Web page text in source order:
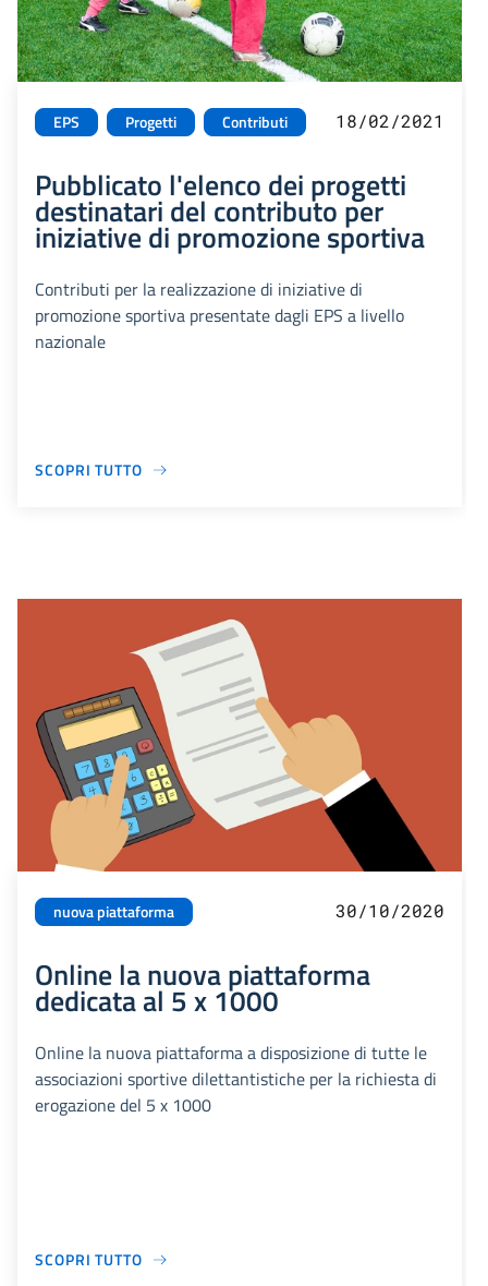
EPS Progetti Contributi 18/02/2021
Pubblicato l'elenco dei progetti
destinatari del contributo per
iniziative di promozione sportiva
Contributi per la realizzazione di iniziative di
promozione sportiva presentate dagli EPS a livello
nazionale
SCOPRI TUTTO
nuova piattaforma 30/10/2020
Online la nuova piattaforma
dedicata al 5 x 1000
Online la nuova piattaforma a disposizione di tutte le
associazioni sportive dilettantistiche per la richiesta di
erogazione del 5 x 1000
SCOPRI TUTTO